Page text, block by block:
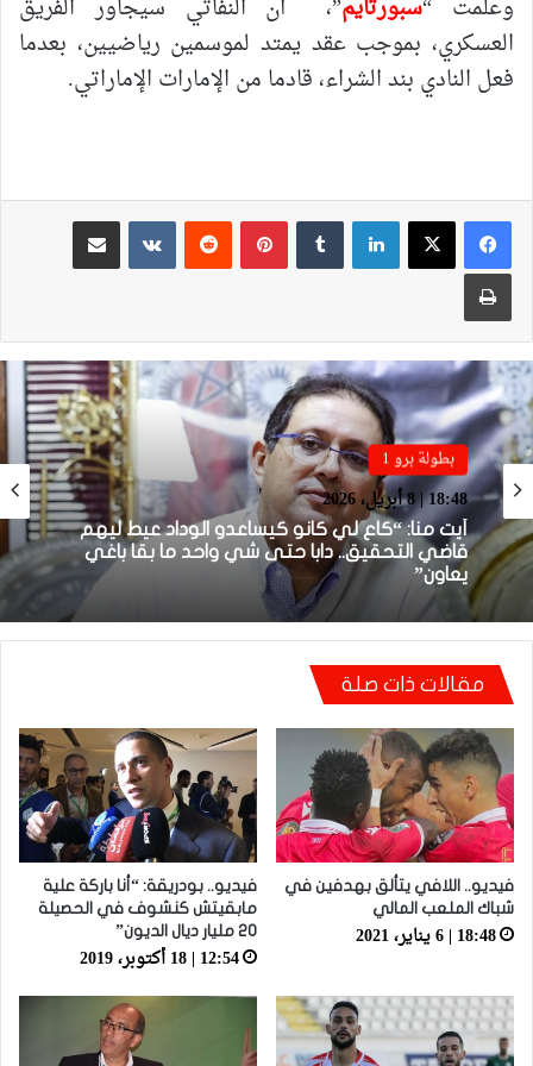
وعلمت “سبورتايم”، أن النفاتي سيجاور الفريق
العسكري، بموجب عقد يمتد لموسمين رياضيين، بعدما
فعل النادي بند الشراء، قادما من الإمارات الإماراتي.
لينكدإن بينتيريست
مشاركة عبر البريد
طباعة
بطولة برو 1
18:48 | 8 أبريل، 2026
أيت منا: “كاع لي كانو كيساعدو الوداد عيط ليهم
قاضي التحقيق.. دابا حتى شي واحد ما بقا باغي
يعاون”
بطولة برو 1
22:23 | 6 أبريل، 2026
توالي النتائج السلبية يلاحق الوداد الرياضي بعد
تعادل جديد أمام الدفاع الحسني الجديدي
مقالات ذات صلة
فيديو.. اللافي يتألق بهدفين في
شباك الملعب المالي
18:48 | 6 يناير، 2021
فيديو.. بودريقة: “أنا باركة علية
مابقيتش كنشوف في الحصيلة
20 مليار ديال الديون”
12:54 | 18 أكتوبر، 2019